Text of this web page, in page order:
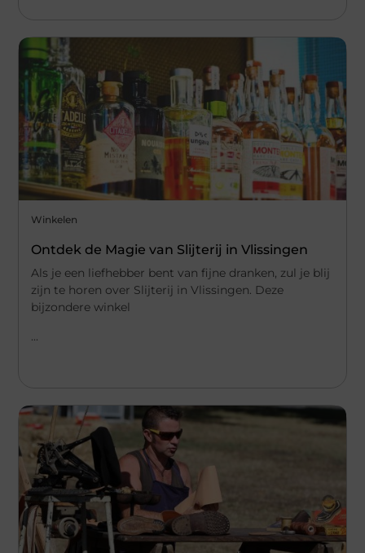
Winkelen
Ontdek de Magie van Slijterij in Vlissingen
Als je een liefhebber bent van fijne dranken, zul je blij
zijn te horen over Slijterij in Vlissingen. Deze
bijzondere winkel
...